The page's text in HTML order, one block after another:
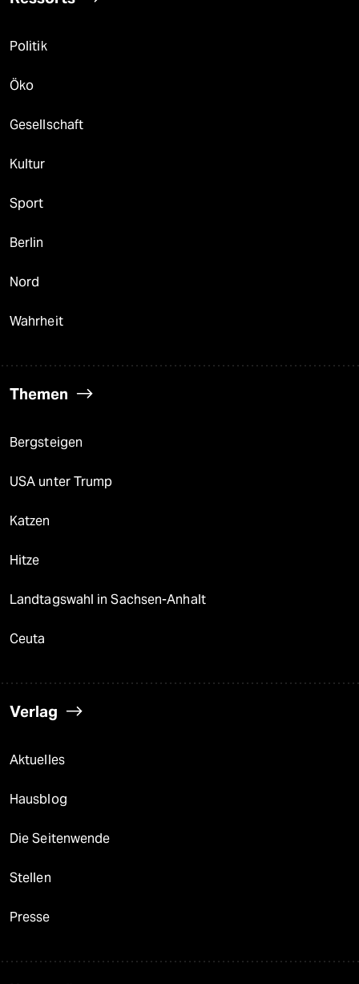
Politik
Öko
Gesellschaft
Kultur
Sport
Berlin
Nord
Wahrheit
Themen
Bergsteigen
USA unter Trump
Katzen
Hitze
Landtagswahl in Sachsen-Anhalt
Ceuta
Verlag
Aktuelles
Hausblog
Die Seitenwende
Stellen
Presse